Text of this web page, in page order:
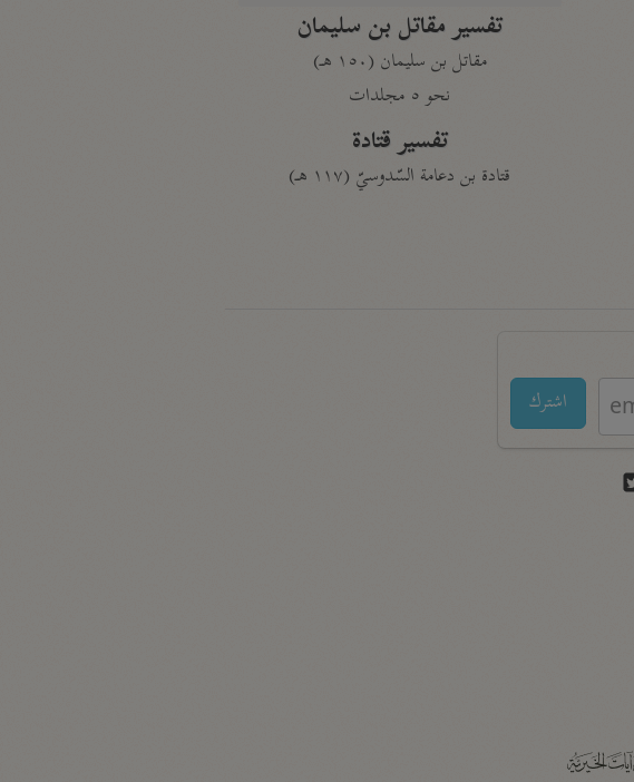
تفسير مقاتل بن سليمان
مقاتل بن سليمان (١٥٠ هـ)
نحو ٥ مجلدات
تفسير قتادة
قتادة بن دعامة السّدوسيّ (١١٧ هـ)
اشترك